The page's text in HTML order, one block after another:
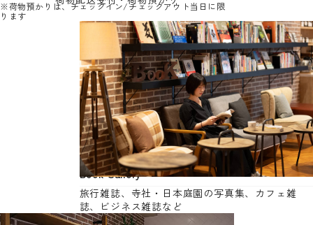
※荷物預かりは、チェックイン/チェックアウト当日に限
ります
Book Gallery
旅行雑誌、寺社・日本庭園の写真集、カフェ雑
誌、ビジネス雑誌など